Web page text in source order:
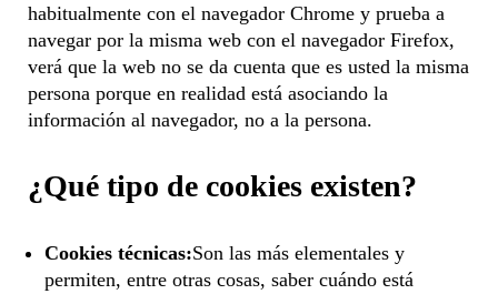
habitualmente con el navegador Chrome y prueba a
navegar por la misma web con el navegador Firefox,
verá que la web no se da cuenta que es usted la misma
persona porque en realidad está asociando la
información al navegador, no a la persona.
¿Qué tipo de cookies existen?
Cookies técnicas:Son las más elementales y
permiten, entre otras cosas, saber cuándo está